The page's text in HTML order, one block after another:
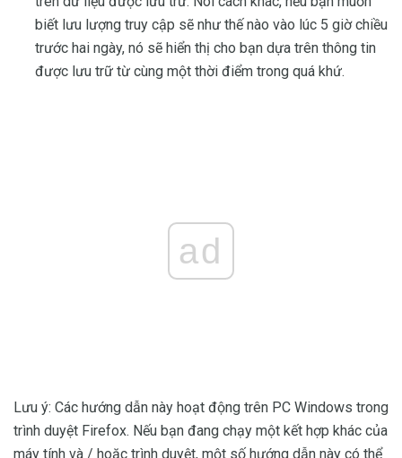
biết lưu lượng truy cập sẽ như thế nào vào lúc 5 giờ chiều
trước hai ngày, nó sẽ hiển thị cho bạn dựa trên thông tin
được lưu trữ từ cùng một thời điểm trong quá khứ.
ad
Lưu ý: Các hướng dẫn này hoạt động trên PC Windows trong
trình duyệt Firefox. Nếu bạn đang chạy một kết hợp khác của
máy tính và / hoặc trình duyệt, một số hướng dẫn này có thể